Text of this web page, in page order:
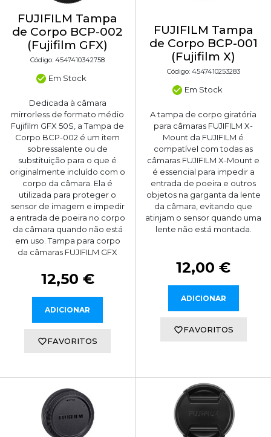
FUJIFILM Tampa
de Corpo BCP-002
(Fujifilm GFX)
Código: 4547410342758
Em Stock
Dedicada à câmara
mirrorless de formato médio
Fujifilm GFX 50S, a Tampa de
Corpo BCP-002 é um item
sobressalente ou de
substituição para o que é
originalmente incluído com o
corpo da câmara. Ela é
utilizada para proteger o
sensor de imagem e impedir
a entrada de poeira no corpo
da câmara quando não está
em uso. Tampa para corpo
da câmaras FUJIFILM GFX
12,50 €
ADICIONAR
FAVORITOS
FUJIFILM Tampa
de Corpo BCP-001
(Fujifilm X)
Código: 4547410253283
Em Stock
A tampa de corpo giratória
para câmaras FUJIFILM X-
Mount da FUJIFILM é
compatível com todas as
câmaras FUJIFILM X-Mount e
é essencial para impedir a
entrada de poeira e outros
objetos na garganta da lente
da câmara, evitando que
atinjam o sensor quando uma
lente não está montada.
12,00 €
ADICIONAR
FAVORITOS